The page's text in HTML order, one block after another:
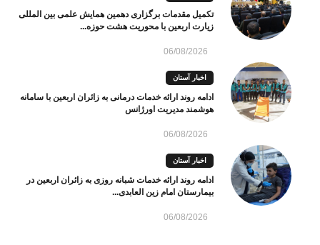
تکمیل مقدمات برگزاری دهمین همایش علمی بین المللی
زیارت اربعین با محوریت هشت حوزه...
06/08/2026
اخبار آستان
ادامه روند ارائه خدمات درمانی به زائران اربعین با سامانه
هوشمند مدیریت اورژانس
06/08/2026
اخبار آستان
ادامه روند ارائه خدمات شبانه روزی به زائران اربعین در
بیمارستان امام زین العابدی...
06/08/2026